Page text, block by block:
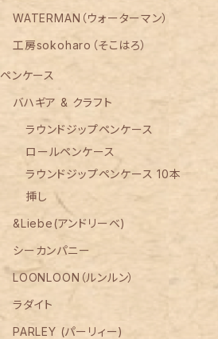
WATERMAN（ウォーターマン）
工房sokoharo（そこはろ）
ペンケース
バハギア & クラフト
ラウンドジップペンケース
ロールペンケース
ラウンドジップペンケース 10本
挿し
&Liebe(アンドリーベ)
シーカンパニー
LOONLOON（ルンルン）
ラダイト
PARLEY (パーリィー)